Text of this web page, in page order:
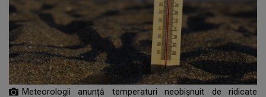
Meteorologii anunță temperaturi neobișnuit de ridicate